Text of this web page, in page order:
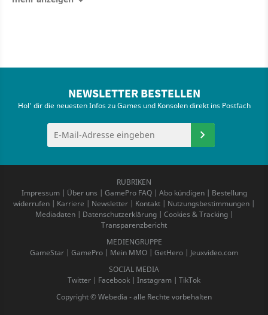
NEWSLETTER BESTELLEN
Hol' dir die neuesten Infos zu Games und Konsolen direkt ins Postfach
RUBRIKEN
Impressum| Über uns | GamePro FAQ| Abo kündigen| Bestellung
widerrufen | Karriere | Newsletter | Kontakt | Nutzungsbestimmungen |
Mediadaten| Datenschutzerklärung| Cookies & Tracking|
Transparenzbericht
MEDIENGRUPPE
GameStar | GamePro | Mein MMO | GetHero | Jeuxvideo.com
SOCIAL MEDIA
Twitter | Facebook | Instagram | TikTok
Copyright © Webedia - alle Rechte vorbehalten